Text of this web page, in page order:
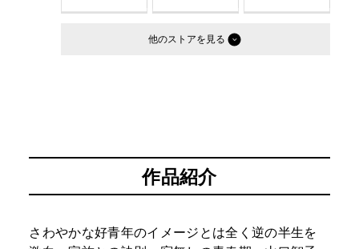
他のストア
作品紹介
さわやかな好青年のイメージとは全く逆の半生を